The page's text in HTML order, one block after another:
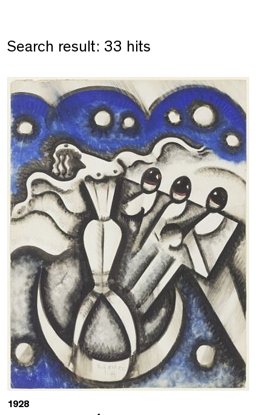
Search result: 33 hits
1928